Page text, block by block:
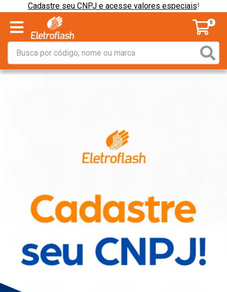
Cadastre seu CNPJ e acesse valores especiais!
0